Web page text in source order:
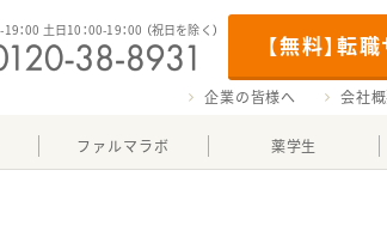
【無料】転
：00 土日10：00-19：00 （祝日を除く）
企業の皆様へ 会社
ファルマラボ 薬学生